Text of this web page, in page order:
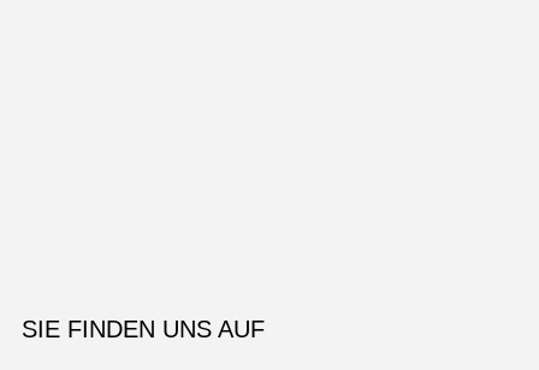
SIE FINDEN UNS AUF